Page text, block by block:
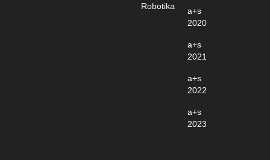
Robotika
a+s
2020
a+s
2021
a+s
2022
a+s
2023